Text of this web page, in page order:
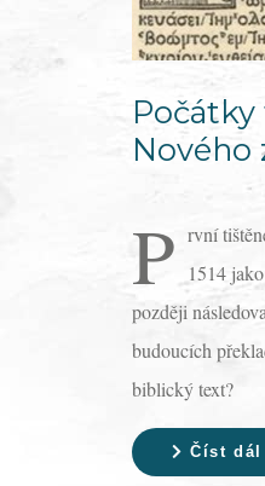
Nového
P rvní
1514
později
budoucích
biblický text?
Číst